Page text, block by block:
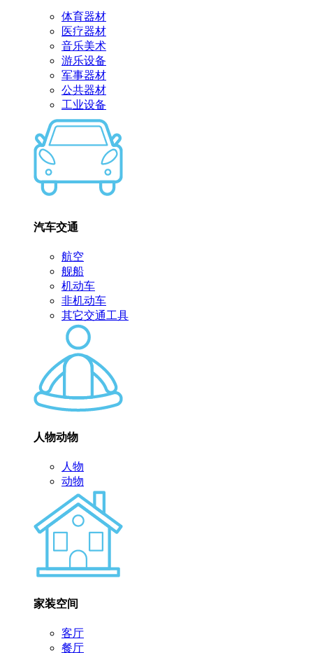
体育器材
医疗器材
音乐美术
游乐设备
军事器材
公共器材
工业设备
汽车交通
航空
舰船
机动车
非机动车
其它交通工具
人物动物
人物
动物
家装空间
客厅
餐厅